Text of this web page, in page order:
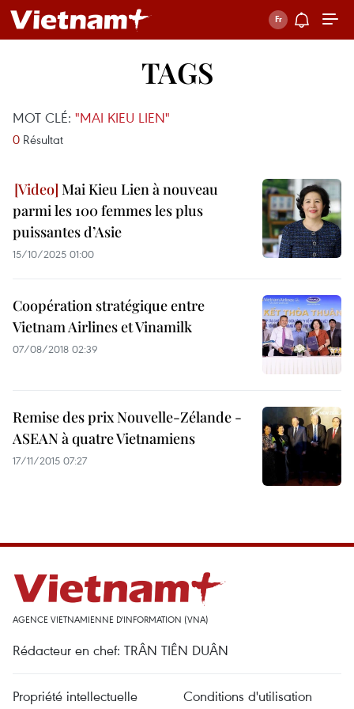
TAGS
MOT CLÉ: "MAI KIEU LIEN"
0 Résultat
Mai Kieu Lien à nouveau
parmi les 100 femmes les plus
puissantes d’Asie
15/10/2025 01:00
Coopération stratégique entre
Vietnam Airlines et Vinamilk
07/08/2018 02:39
Remise des prix Nouvelle-Zélande -
ASEAN à quatre Vietnamiens
17/11/2015 07:27
AGENCE VIETNAMIENNE D'INFORMATION (VNA)
Rédacteur en chef: TRÂN TIÊN DUÂN
Propriété intellectuelle Conditions d'utilisation